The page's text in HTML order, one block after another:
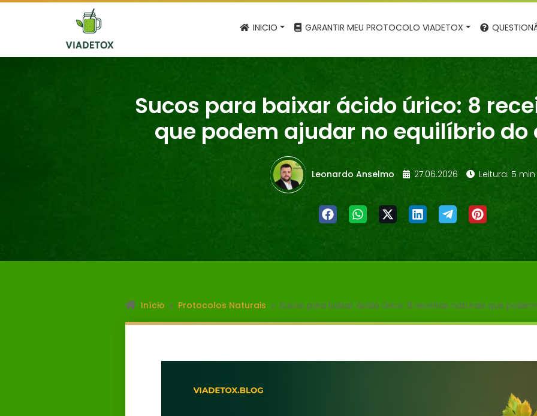
INICIO GARANTIR MEU PROTOCOLO VIADETOX
Sucos para baixar ácido úrico: 8
que podem ajudar no equilíbrio
Leonardo Anselmo 27.06.2026 Leitura: 5 min
Início Protocolos Naturais Sucos para baixar ácido úrico: 8 receitas naturais que